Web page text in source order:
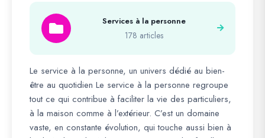
Services à la personne
178 articles
Le service à la personne, un univers dédié au bien-
être au quotidien Le service à la personne regroupe
tout ce qui contribue à faciliter la vie des particuliers,
à la maison comme à l’extérieur. C’est un domaine
vaste, en constante évolution, qui touche aussi bien à